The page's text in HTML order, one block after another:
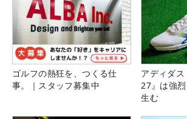
ゴルフの熱狂を、つくる仕
事。｜スタッフ募集中
アディダ
27』は強
生む